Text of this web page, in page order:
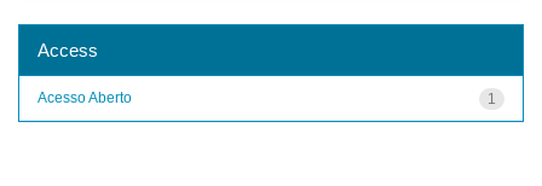
Access
1
Acesso Aberto